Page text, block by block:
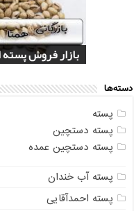
تولید کنندگان
بازار فروش
قیمت خرید پسته
قیمت سفارش
مراکز فروش
دسته‌ها
پسته
پسته دستچین
پسته دستچین عمده
پسته آب خندان
پسته احمدآقایی